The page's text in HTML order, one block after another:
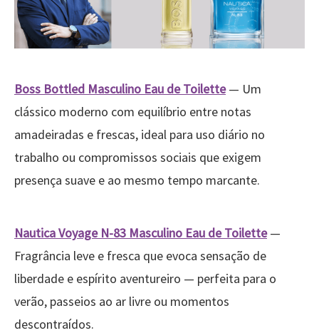
Boss Bottled Masculino Eau de Toilette— Um
clássico moderno com equilíbrio entre notas
amadeiradas e frescas, ideal para uso diário no
trabalho ou compromissos sociais que exigem
presença suave e ao mesmo tempo marcante.
Nautica Voyage N-83 Masculino Eau de Toilette—
Fragrância leve e fresca que evoca sensação de
liberdade e espírito aventureiro — perfeita para o
verão, passeios ao ar livre ou momentos
descontraídos.